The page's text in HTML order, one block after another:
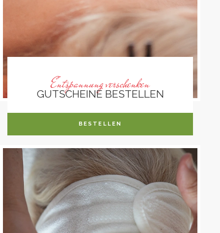
Entspannung verschenken
GUTSCHEINE BESTELLEN
BESTELLEN